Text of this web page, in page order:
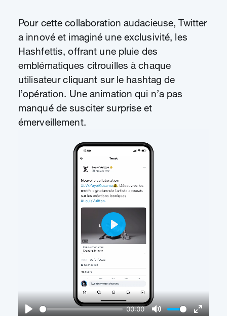
00:00
Play
Pour cette collaboration audacieuse, Twitter
a innové et imaginé une exclusivité, les
Hashfettis, offrant une pluie des
emblématiques citrouilles à chaque
utilisateur cliquant sur le hashtag de
l’opération. Une animation qui n’a pas
manqué de susciter surprise et
émerveillement.